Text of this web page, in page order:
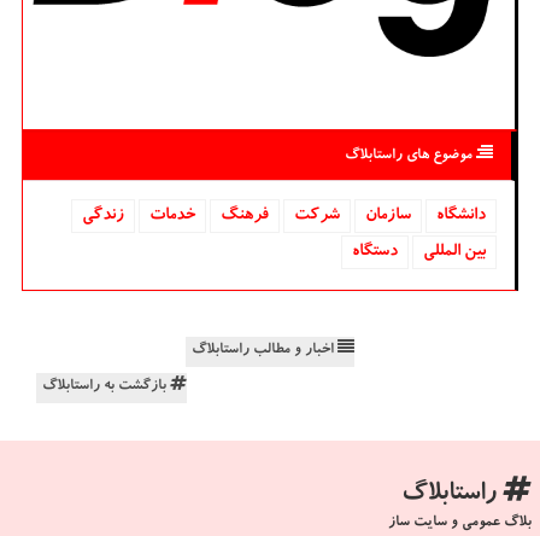
موضوع های راستابلاگ
دانشگاه‌ سازمان شركت فرهنگ خدمات
زندگی
بین المللی
دستگاه
اخبار و مطالب راستابلاگ
بازگشت به راستابلاگ
راستابلاگ
بلاگ عمومی و سایت ساز